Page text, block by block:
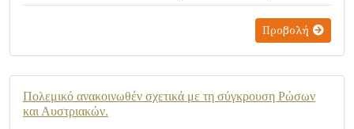
Προβολή
Πολεμικό ανακοινωθέν σχετικά με τη σύγκρουση Ρώσων
και Αυστριακών.